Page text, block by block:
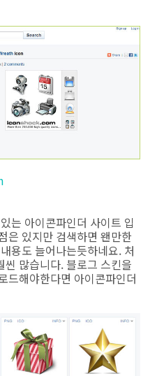
는 아이콘파인더 사이트 입
은 있지만 검색하면 왠만한
용도 늘어나는듯하네요. 처
많습니다. 블로그 스킨을
드해야한다면 아이콘파인더